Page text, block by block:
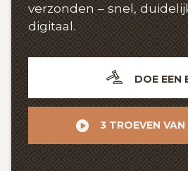
verzonden – snel,
digitaal.
DOE EEN
3 TROEVEN